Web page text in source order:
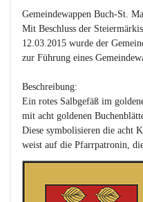
Gemeindewappen Buch-St.
Mit Beschluss der
12.03.2015 wurde der
zur Führung eines
Beschreibung:
Ein rotes Salbgefäß im
mit acht goldenen
Diese symbolisieren die acht